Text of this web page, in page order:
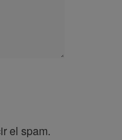
el spam.